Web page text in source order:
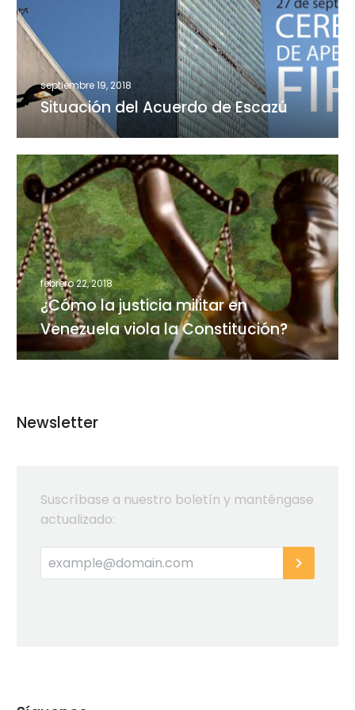
Escazú
septiembre 19, 2018
Situación del Acuerdo de Escazú
¿Cómo
la
justicia
militar
en
Venezuela
viola
la
Constitución?
febrero 22, 2018
¿Cómo la justicia militar en
Venezuela viola la Constitución?
Newsletter
Suscríbase a nuestro boletín y manténgase
actualizado: